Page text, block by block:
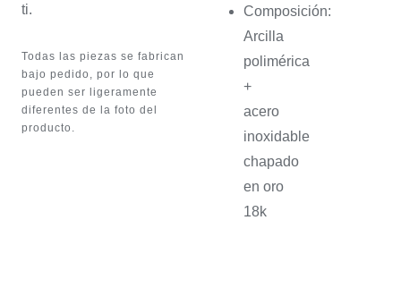
ti.
Todas las piezas se fabrican
bajo pedido, por lo que
pueden ser ligeramente
diferentes de la foto del
producto.
Composición:
Arcilla
polimérica
+
acero
inoxidable
chapado
en oro
18k